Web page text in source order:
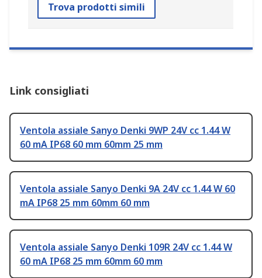
Trova prodotti simili
Link consigliati
Ventola assiale Sanyo Denki 9WP 24V cc 1.44 W
60 mA IP68 60 mm 60mm 25 mm
Ventola assiale Sanyo Denki 9A 24V cc 1.44 W 60
mA IP68 25 mm 60mm 60 mm
Ventola assiale Sanyo Denki 109R 24V cc 1.44 W
60 mA IP68 25 mm 60mm 60 mm